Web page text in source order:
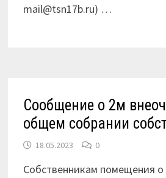
mail@tsn17b.ru) …
Сообщение о 2м
общем собрании
18.05.2023 0
Собственникам помещения